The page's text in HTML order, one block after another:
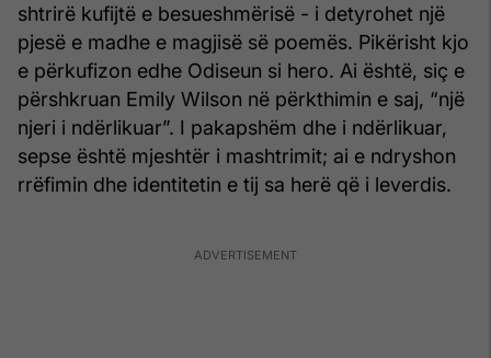
shtrirë kufijtë e besueshmërisë - i detyrohet një
pjesë e madhe e magjisë së poemës. Pikërisht kjo
e përkufizon edhe Odiseun si hero. Ai është, siç e
përshkruan Emily Wilson në përkthimin e saj, “një
njeri i ndërlikuar”. I pakapshëm dhe i ndërlikuar,
sepse është mjeshtër i mashtrimit; ai e ndryshon
rrëfimin dhe identitetin e tij sa herë që i leverdis.